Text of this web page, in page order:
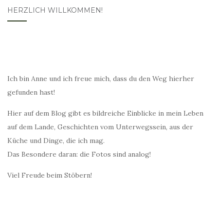
HERZLICH WILLKOMMEN!
Ich bin Anne und ich freue mich, dass du den Weg hierher
gefunden hast!
Hier auf dem Blog gibt es bildreiche Einblicke in mein Leben
auf dem Lande, Geschichten vom Unterwegssein, aus der
Küche und Dinge, die ich mag.
Das Besondere daran: die Fotos sind analog!
Viel Freude beim Stöbern!